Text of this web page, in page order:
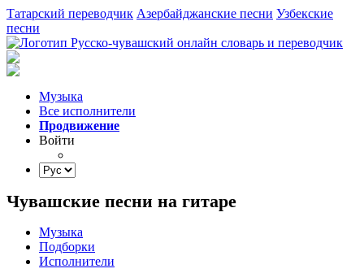
Татарский переводчик Азербайджанские песни Узбекские
песни
Музыка
Все исполнители
Продвижение
Войти
Чувашские песни на гитаре
Музыка
Подборки
Исполнители